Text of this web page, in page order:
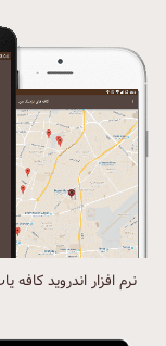
نرم افزار اندروید کافه